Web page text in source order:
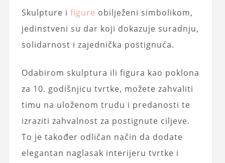
Skulpture i figure obilježeni simbolikom,
jedinstveni su dar koji dokazuje suradnju,
solidarnost i zajednička postignuća.
Odabirom skulptura ili figura kao poklona
za 10. godišnjicu tvrtke, možete zahvaliti
timu na uloženom trudu i predanosti te
izraziti zahvalnost za postignute ciljeve.
To je također odličan način da dodate
elegantan naglasak interijeru tvrtke i